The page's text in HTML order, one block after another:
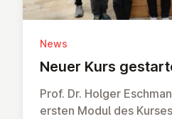
News
Neuer Kurs
Prof. Dr. Holger
ersten Modul des